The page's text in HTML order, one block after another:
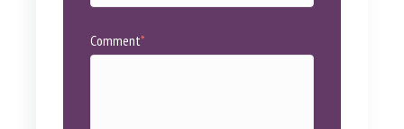
Comment*